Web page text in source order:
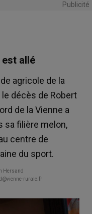
Publicité
allé
agricole de la
décès de Robert
de la Vienne a
sa filière melon,
centre de
du sport.
Hersand
rurale.fr